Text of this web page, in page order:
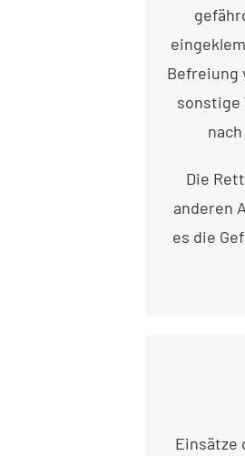
Befreiung
sonstige
Die
anderen
es die
Einsätze